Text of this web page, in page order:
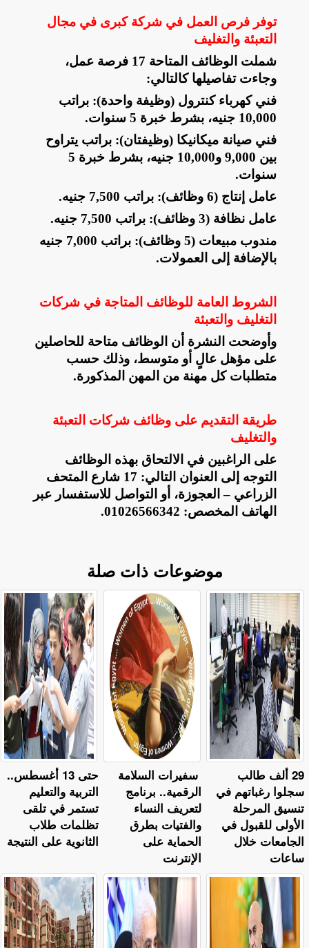
توفر فرص العمل في شركة كبرى في مجال
التعبئة والتغليف
شملت الوظائف المتاحة 17 فرصة عمل،
وجاءت تفاصيلها كالتالي:
فني كهرباء كنترول (وظيفة واحدة): براتب
10,000 جنيه، بشرط خبرة 5 سنوات
.
فني صيانة ميكانيكا (وظيفتان): براتب يتراوح
بين 9,000 و10,000 جنيه، بشرط خبرة 5
سنوات.
عامل إنتاج (6 وظائف): براتب 7,500 جنيه
.
عامل نظافة (3 وظائف): براتب 7,500 جنيه
.
مندوب مبيعات (5 وظائف): براتب 7,000 جنيه
بالإضافة إلى العمولات.
الشروط العامة للوظائف المتاجة في شركات
التغليف والتعبئة
وأوضحت النشرة أن الوظائف متاحة للحاصلين
على مؤهل عالٍ أو متوسط، وذلك حسب
متطلبات كل مهنة من المهن المذكورة.
طريقة التقديم على وظائف شركات التعبئة
والتغليف
على الراغبين في الالتحاق بهذه الوظائف
التوجه إلى العنوان التالي: 17 شارع المتحف
الزراعي – العجوزة، أو التواصل للاستفسار عبر
الهاتف المخصص: 01026566342
.
موضوعات ذات صلة
حتى 13 أغسطس..
التربية والتعليم
تستمر في تلقى
تظلمات طلاب
الثانوية على النتيجة
سفيرات السلامة
الرقمية.. برنامج
لتعريف النساء
والفتيات بطرق
الحماية على
الإنترنت
29 ألف طالب
سجلوا رغباتهم في
تنسيق المرحلة
الأولى للقبول في
الجامعات خلال
ساعات